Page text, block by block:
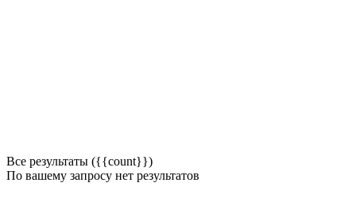
Все результаты ({{count}})
По вашему запросу нет результатов